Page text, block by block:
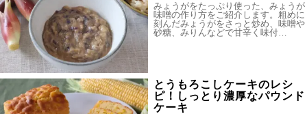
みょうがをたっぷり使った、みょうが
味噌の作り方をご紹介します。粗めに
刻んだみょうがをさっと炒め、味噌や
砂糖、みりんなどで甘辛く味付…
とうもろこしケーキのレシ
ピ！しっとり濃厚なパウンド
ケーキ